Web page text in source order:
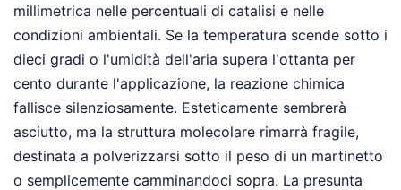
millimetrica nelle percentuali di catalisi e nelle
condizioni ambientali. Se la temperatura scende sotto i
dieci gradi o l'umidità dell'aria supera l'ottanta per
cento durante l'applicazione, la reazione chimica
fallisce silenziosamente. Esteticamente sembrerà
asciutto, ma la struttura molecolare rimarrà fragile,
destinata a polverizzarsi sotto il peso di un martinetto
o semplicemente camminandoci sopra. La presunta